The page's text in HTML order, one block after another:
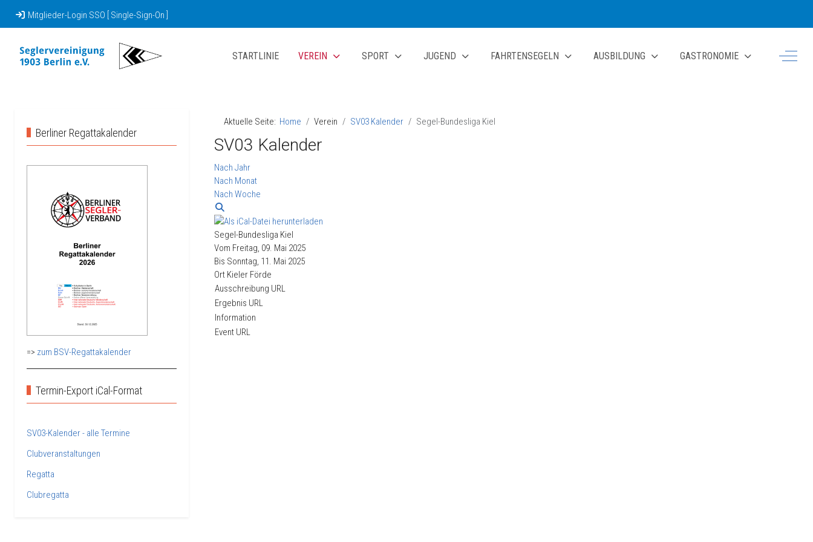
Mitglieder-Login SSO [ Single-Sign-On ]
STARTLINIE VEREIN SPORT JUGEND FAHRTENSEGELN AUSBILDUNG GASTRONOMIE Off-
Berliner Regattakalender
=> zum BSV-Regattakalender
Termin-Export iCal-Format
SV03-Kalender - alle Termine
Clubveranstaltungen
Regatta
Clubregatta
Aktuelle Seite: Home Verein SV03 Kalender Segel-Bundesliga Kiel
SV03 Kalender
Nach Jahr
Nach Monat
Nach Woche
Segel-Bundesliga Kiel
Vom Freitag, 09. Mai 2025
Bis Sonntag, 11. Mai 2025
Ort Kieler Förde
Ausschreibung URL
Ergebnis URL
Information
Event URL